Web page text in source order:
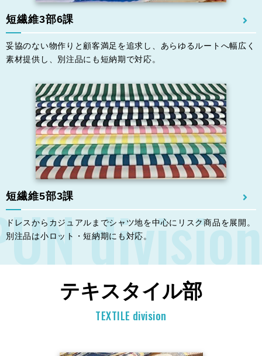
短繊維3部6課
妥協のない物作りと顧客満⾜を追求し、あらゆるルートへ幅広く
素材提供し、別注品にも短納期で対応。
短繊維5部3課
ドレスからカジュアルまでシャツ地を中心にリスク商品を展開。
別注品は小ロット・短納期にも対応。division
テキスタイル部
TEXTILE division